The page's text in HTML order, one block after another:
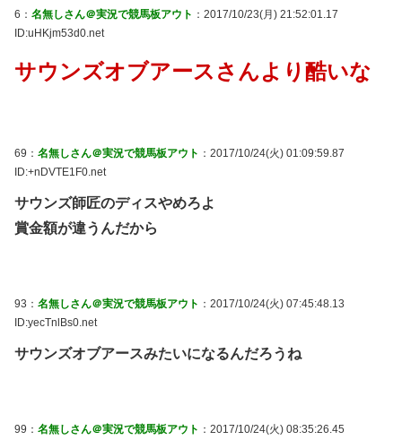
6： 名無しさん＠実況で競馬板アウト ：2017/10/23(月) 21:52:01.17
ID:uHKjm53d0.net
サウンズオブアースさんより酷いな
69： 名無しさん＠実況で競馬板アウト ：2017/10/24(火) 01:09:59.87
ID:+nDVTE1F0.net
サウンズ師匠のディスやめろよ
賞金額が違うんだから
93： 名無しさん＠実況で競馬板アウト ：2017/10/24(火) 07:45:48.13
ID:yecTnlBs0.net
サウンズオブアースみたいになるんだろうね
99： 名無しさん＠実況で競馬板アウト ：2017/10/24(火) 08:35:26.45